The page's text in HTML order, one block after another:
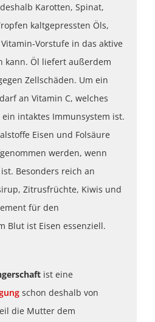
Karotten, Spinat,
kaltgepressten Öls,
Vorstufe in das aktive
kann. Öl liefert außerdem
Zellschäden. Um ein
an Vitamin C, welches
intaktes Immunsystem ist.
Eisen und Folsäure
werden, wenn
Besonders reich an
Zitrusfrüchte, Kiwis und
für den
Blut ist Eisen essenziell.
ist eine
schon deshalb von
die Mutter dem